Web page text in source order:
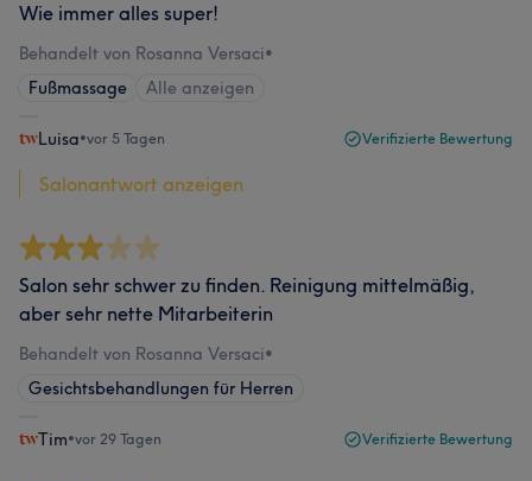
Wie immer alles super!
Behandelt von Rosanna Versaci•
Fußmassage
Alle anzeigen
Luisa•vor 5 Tagen Verifizierte Bewertung
Salonantwort anzeigen
Salon sehr schwer zu finden. Reinigung mittelmäßig,
aber sehr nette Mitarbeiterin
Behandelt von Rosanna Versaci•
Gesichtsbehandlungen für Herren
Tim•vor 29 Tagen Verifizierte Bewertung